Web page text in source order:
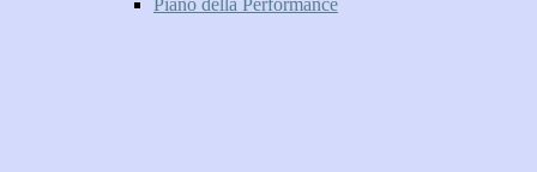
Piano della Performance